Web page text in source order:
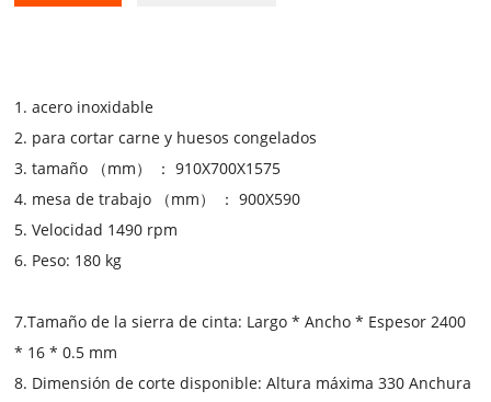
1. acero inoxidable
2. para cortar carne y huesos congelados
3. tamaño （mm） ： 910X700X1575
4. mesa de trabajo （mm） ： 900X590
5. Velocidad 1490 rpm
6. Peso: 180 kg
7.Tamaño de la sierra de cinta: Largo * Ancho * Espesor 2400
* 16 * 0.5 mm
8. Dimensión de corte disponible: Altura máxima 330 Anchura